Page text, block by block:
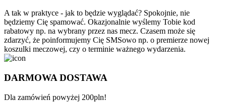
A tak w praktyce - jak to będzie wyglądać? Spokojnie, nie
będziemy Cię spamować. Okazjonalnie wyślemy Tobie kod
rabatowy np. na wybrany przez nas mecz. Czasem może się
zdarzyć, że poinformujemy Cię SMSowo np. o premierze nowej
koszulki meczowej, czy o terminie ważnego wydarzenia.
DARMOWA DOSTAWA
Dla zamówień powyżej 200pln!